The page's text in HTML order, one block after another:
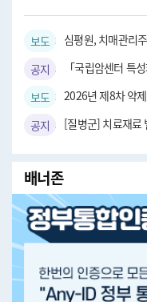
보도자료심평원, 치매관리
공지사항 「국립암센터 특
보도자료2026년 제8차 약
공지사항[질병군] 치료재료
배너존